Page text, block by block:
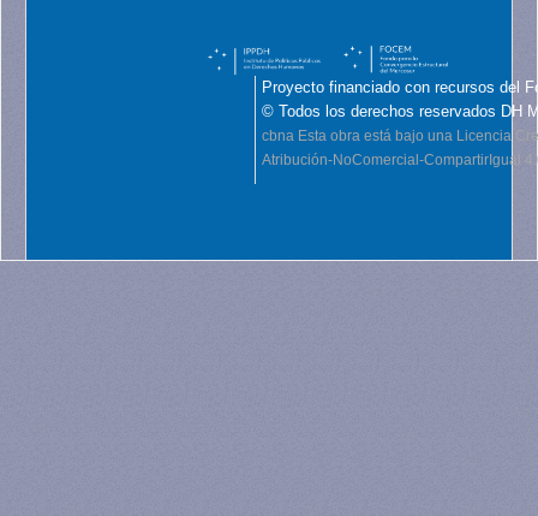
Proyecto financiado con recursos del
© Todos los derechos reservados DH
cbna Esta obra está bajo una Licencia
Atribución-NoComercial-CompartirIgual